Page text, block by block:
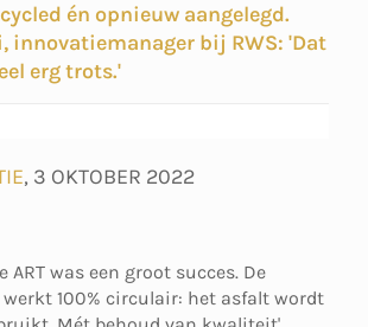
én opnieuw aangelegd.
innovatiemanager bij RWS: 'Dat
erg trots.'
, 3 OKTOBER 2022
ART was een groot succes. De
100% circulair: het asfalt wordt